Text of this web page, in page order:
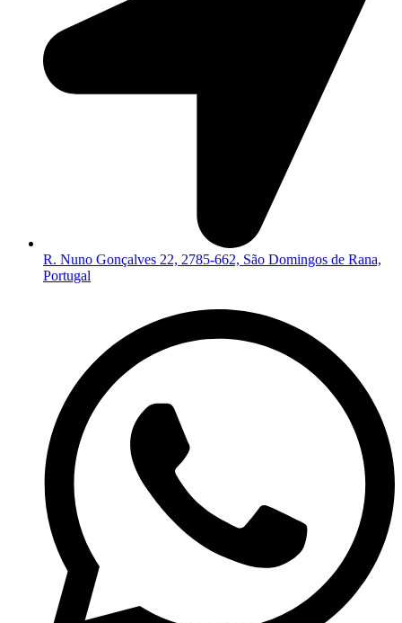
R. Nuno Gonçalves 22, 2785-662, São Domingos de Rana,
Portugal